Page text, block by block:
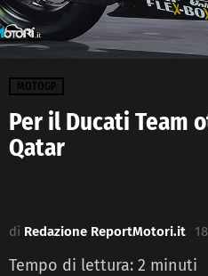
MOTOGP
Per il Ducati Team
Qatar
di Redazione ReportMotori.it
Tempo di lettura: 2 minuti